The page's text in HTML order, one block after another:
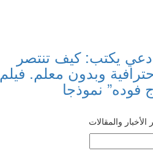
يكتب: كيف تنتصر
وبدون معلم. فيلم
فوده” نموذجا
والمقالات